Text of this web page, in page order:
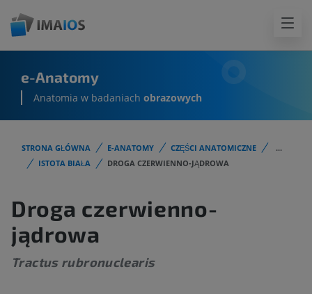
e-Anatomy
Anatomia w badaniach obrazowych
STRONA GŁÓWNA E-ANATOMY CZĘŚCI ANATOMICZNE
...
ISTOTA BIAŁA
DROGA CZERWIENNO-JĄDROWA
Droga czerwienno-
jądrowa
Tractus rubronuclearis